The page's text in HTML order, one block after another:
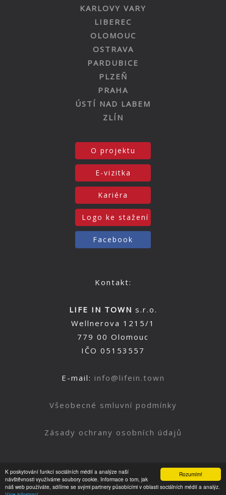
Rozumím!
K poskytování funkcí sociálních médií a analýze naší
návštěvnosti využíváme soubory cookie. Informace o tom, jak
náš web používáte, sdílíme se svými partnery působícími v oblasti sociálních médií a analýz.
KARLOVY VARY
LIBEREC
OLOMOUC
OSTRAVA
PARDUBICE
PLZEŇ
PRAHA
ÚSTÍ NAD LABEM
ZLÍN
O projektu
E-vizitka
Kariéra
Logo ke stažení
Facebook
Kontakt:
LIFE IN TOWN s.r.o.
Wellnerova 1215/1
779 00 Olomouc
IČO 05153557
E-mail: info@lifein.town
Všeobecné smluvní podmínky
Zásady ochrany osobních údajů
Nahoru